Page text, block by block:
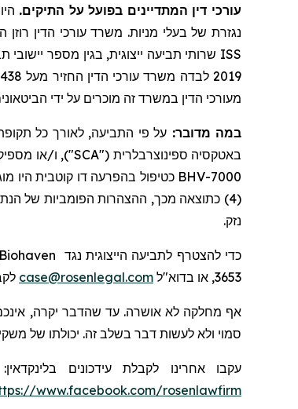
עורכי דין המתדיינים בפועל על התיקים.
נגזרת של בעלי מניות. משרד עורכי הדין
ISS
2019 לבדה משרד עורכי הדין החזיר
מעל438 מיליון דולרים למשקיעים. בשנת 2020, השותף המייסד לורנס רוזן הוכרז על ידי חברת
מעורכי הדין במשרד זה מוכרים על ידי
במה מדובר: על פי התביעה, לאורך כל תקופת
באטקסיה ספינוצרבלרית ("SCA"), ו/או מספיקות הנתונים
BHV-7000 כטיפול בהפרעה דו קוטבית היו מוגזמים גם הם; (3) לכל האמור לעיל, לאחר שנחשפו, צפויה להיות השפעה שלילית משמעותית על מצבה העסקי והפיננסי של
(4) כתוצאה מכך, ההצהרות הפומביות של
נזק.
כדי להצטרף לתביעה הייצוגית נגד Biohaven
3653, או בדוא"ל
case@rosenlegal.com
אף מחלקה לא אושרה. עד שהדבר יקרה,
סמוי ולא לעשות דבר בשלב זה. יכולתו של
עקבו אחרינו לקבלתעידכונים בלינקדאין:
www.facebook.com/rosenlawfirm/